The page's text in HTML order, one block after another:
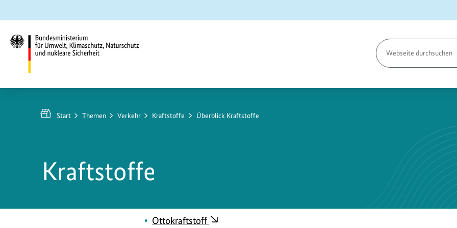
Hauptinhalt
springen
Suche
springen
Hauptnavigation
springen
Umwelt,
Klimaschutz,
Sicherheit
Seite
durchsuchen
Start Themen Verkehr Kraftstoffe Überblick Kraftstoffe
Kraftstoffe
Ottokraftstoff